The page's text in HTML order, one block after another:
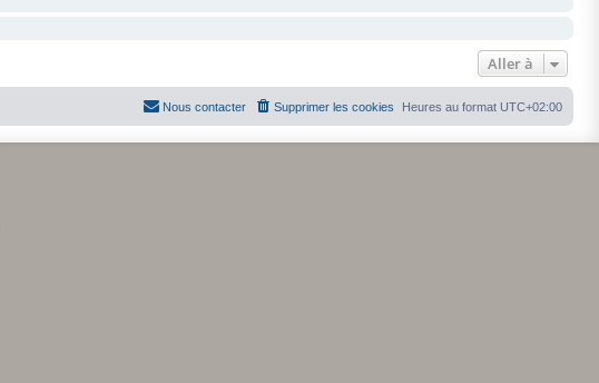
Aller à
Heures au format UTC+02:00
Supprimer les cookies
Nous contacter